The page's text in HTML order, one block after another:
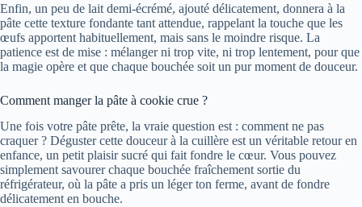
Enfin, un peu de lait demi-écrémé, ajouté délicatement, donnera à la
pâte cette texture fondante tant attendue, rappelant la touche que les
œufs apportent habituellement, mais sans le moindre risque. La
patience est de mise : mélanger ni trop vite, ni trop lentement, pour que
la magie opère et que chaque bouchée soit un pur moment de douceur.
Comment manger la pâte à cookie crue ?
Une fois votre pâte prête, la vraie question est : comment ne pas
craquer ? Déguster cette douceur à la cuillère est un véritable retour en
enfance, un petit plaisir sucré qui fait fondre le cœur. Vous pouvez
simplement savourer chaque bouchée fraîchement sortie du
réfrigérateur, où la pâte a pris un léger ton ferme, avant de fondre
délicatement en bouche.